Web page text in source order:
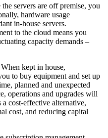
the servers are off premise, you
hardware usage
in-house servers.
to the cloud means you
capacity demands –
When kept in house,
to buy equipment and set up
planned and unexpected
operations and upgrades will
cost-effective alternative,
cost, and reducing capital